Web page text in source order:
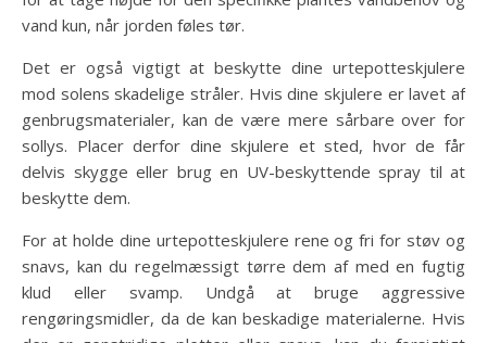
vand kun, når jorden føles tør.
Det er også vigtigt at beskytte dine urtepotteskjulere
mod solens skadelige stråler. Hvis dine skjulere er lavet af
genbrugsmaterialer, kan de være mere sårbare over for
sollys. Placer derfor dine skjulere et sted, hvor de får
delvis skygge eller brug en UV-beskyttende spray til at
beskytte dem.
For at holde dine urtepotteskjulere rene og fri for støv og
snavs, kan du regelmæssigt tørre dem af med en fugtig
klud eller svamp. Undgå at bruge aggressive
rengøringsmidler, da de kan beskadige materialerne. Hvis